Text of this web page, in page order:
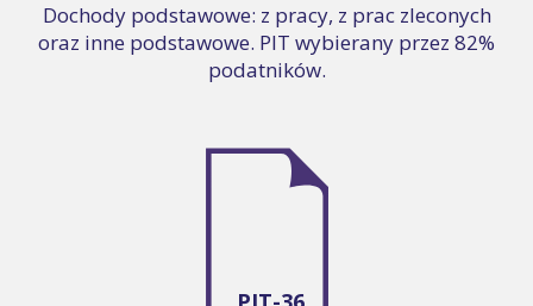
Dochody podstawowe: z pracy, z prac zleconych
oraz inne podstawowe. PIT wybierany przez 82%
podatników.